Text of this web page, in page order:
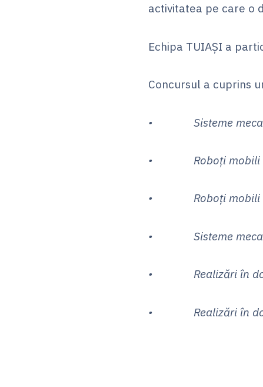
activitatea pe care o
Echipa TUIAŞI a
Concursul a cuprins
• Sisteme
• Roboți mobili –
• Roboți mobili –
• Sisteme
• Realizări în
• Realizări în